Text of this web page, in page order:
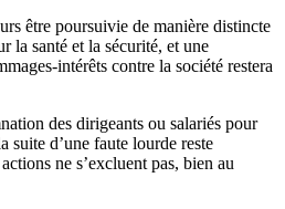
être poursuivie de manière distincte
la santé et la sécurité, et une
intérêts contre la société restera
des dirigeants ou salariés pour
suite d’une faute lourde reste
ne s’excluent pas, bien au